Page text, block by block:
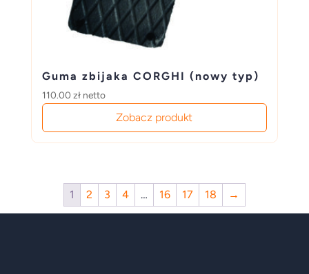
Guma zbijaka CORGHI (nowy typ)
110.00 zł netto
Zobacz produkt
1 2 3 4 … 16 17 18 →